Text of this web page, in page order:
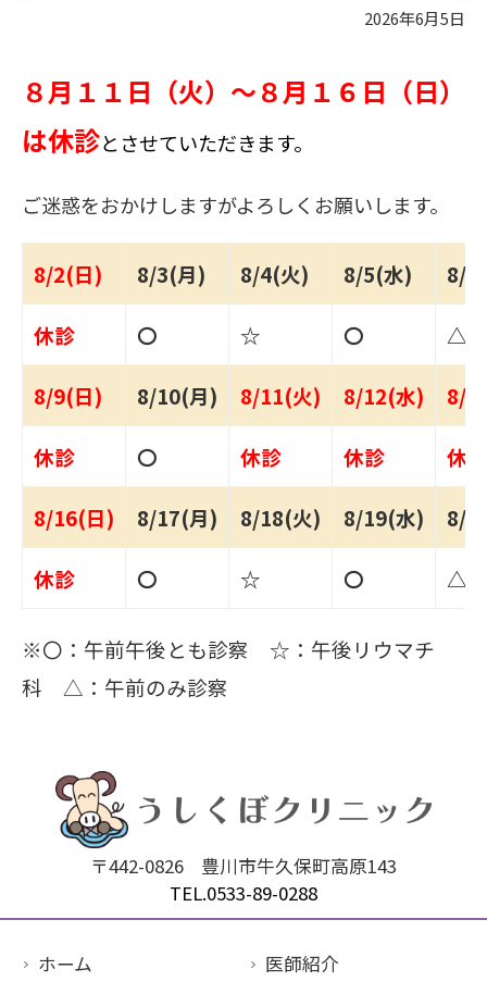
2026年6月5日
８月１１日（火）～８月１６日（日）
は休診とさせていただきます。
ご迷惑をおかけしますがよろしくお願いします。
8/2(日) 8/3(月) 8/4(火) 8/5(水) 8/
休診 〇 ☆ 〇 △
8/9(日) 8/10(月) 8/11(火) 8/12(水) 8/
休診 〇 休診 休診 休診
8/16(日) 8/17(月) 8/18(火) 8/19(水) 8/
休診 〇 ☆ 〇 △
※〇：午前午後とも診察 ☆：午後リウマチ
科 △：午前のみ診察
〒442-0826
豊川市牛久保町高原143
TEL.0533-89-0288
ホーム 医師紹介